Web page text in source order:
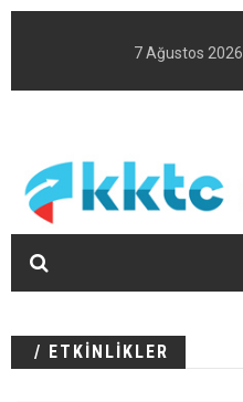
7 Ağustos 2026
/ ETKİNLİKLER